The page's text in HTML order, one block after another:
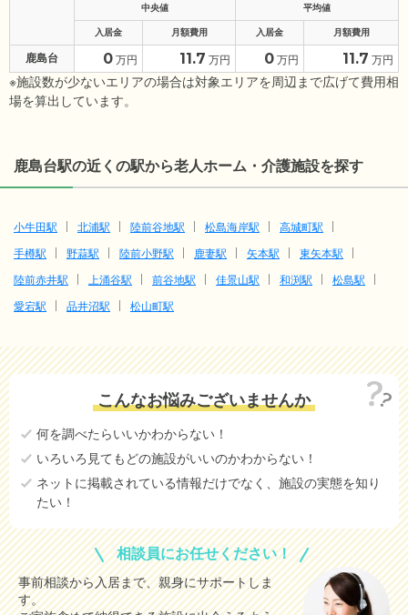
中央値 平均値
入居金 月額費用 入居金 月額費用
鹿島台 0 万円 11.7 万円 0 万円 11.7 万円
※施設数が少ないエリアの場合は対象エリアを周辺まで広げて費用相
場を算出しています。
鹿島台駅の近くの駅から老人ホーム・介護施設を探す
小牛田駅 北浦駅 陸前谷地駅 松島海岸駅
高城町駅
手樽駅
野蒜駅 陸前小野駅 鹿妻駅 矢本駅
東矢本駅
陸前赤井駅
上涌谷駅 前谷地駅 佳景山駅 和渕駅
松島駅
愛宕駅
品井沼駅 松山町駅
こんなお悩みございませんか
何を調べたらいいかわからない！
いろいろ見てもどの施設がいいのかわからない！
ネットに掲載されている情報だけでなく、施設の実態を知り
たい！
相談員にお任せください！
事前相談から入居まで、親身にサポートしま
す。